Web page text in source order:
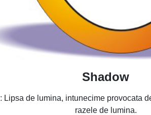
Shadow
: Lipsa de lumina, intunecime provocata
razele de lumina.